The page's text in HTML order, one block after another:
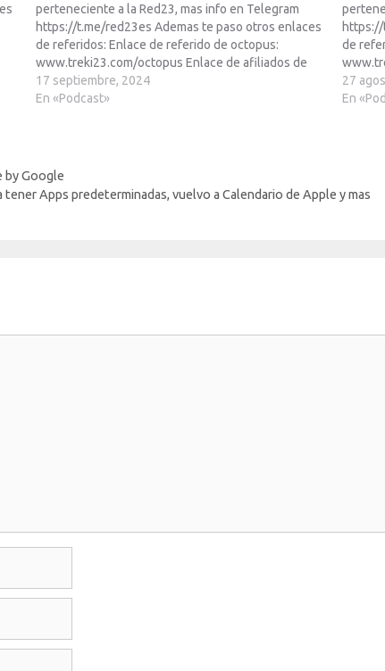
perteneciente a la Red23, mas info en Telegram
https://t.me/red23es Ademas te paso otros enlaces
de referidos: Enlace de referido de octopus:
www.treki23.com/octopus Enlace de afiliados de
Amazon: https://www.treki23.com/amazon Enlace
de afiliados de Meta Quest:
17 septiembre, 2024
En «Podcast»
https://
de
de
27
En
by Google
Apps predeterminadas, vuelvo a Calendario de Apple y mas